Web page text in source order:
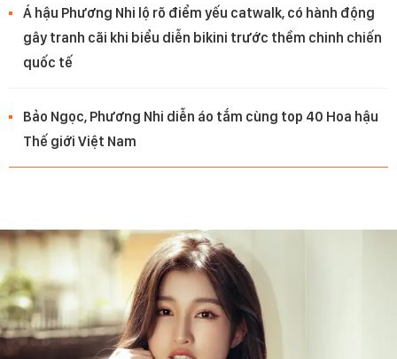
Á hậu Phương Nhi lộ rõ điểm yếu catwalk, có hành động
gây tranh cãi khi biểu diễn bikini trước thềm chinh chiến
quốc tế
Bảo Ngọc, Phương Nhi diễn áo tắm cùng top 40 Hoa hậu
Thế giới Việt Nam